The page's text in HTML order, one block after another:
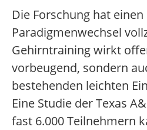
Die Forschung hat einen
Paradigmenwechsel
Gehirntraining wirkt
vorbeugend, sondern
bestehenden leichten
Eine Studie der Texas
fast 6.000 Teilnehmern